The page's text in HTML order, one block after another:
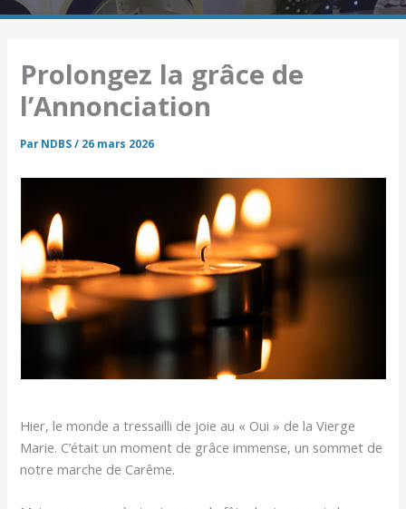
Prolongez la grâce de
l’Annonciation
ParNDBS/ 26 mars 2026
Hier, le monde a tressailli de joie au « Oui » de la Vierge
Marie. C’était un moment de grâce immense, un sommet de
notre marche de Carême.